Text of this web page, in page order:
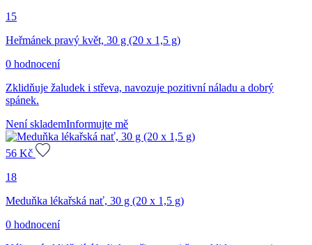
15
Heřmánek pravý květ, 30 g (20 x 1,5 g)
0 hodnocení
Zklidňuje žaludek i střeva, navozuje pozitivní náladu a dobrý
spánek.
Není sklademInformujte mě
56 Kč
18
Meduňka lékařská nať, 30 g (20 x 1,5 g)
0 hodnocení